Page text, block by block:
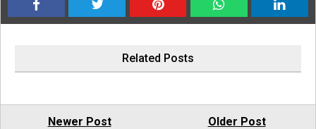
Related Posts
Newer Post Older Post